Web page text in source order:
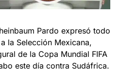
Pardo expresó todo
la Selección Mexicana,
de la Copa Mundial FIFA
este día contra Sudáfrica.